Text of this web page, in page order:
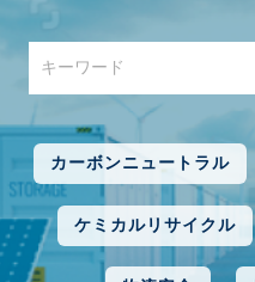
カーボンニュートラル
ケミカルリサイクル